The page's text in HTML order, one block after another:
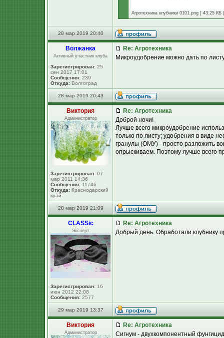
Агротехника клубники 0101.png [ 43.25
28 мар 2019 20:40
Волжанка
Активный участник клуба
Зарегистрирован: 25
сен 2017 17:01
Сообщения: 239
Откуда: Волгоград
Re: Агротехника
Микроудобрение можно дать по
28 мар 2019 20:43
Виктория
Администратор
Зарегистрирован: 07
мар 2011 14:36
Сообщения: 11746
Откуда: Краснодарский
край
Re: Агротехника
Доброй ночи!
Лучше всего микроудобрение
только по листу; удобрения в виде
гранулы (ОМУ) - просто разложить
опрыскиваем. Поэтому лучше всего
28 мар 2019 21:09
CLASSic
Эксперт
Зарегистрирован: 16
июн 2012 22:08
Сообщения: 2577
Re: Агротехника
Добрый день. Обработали клубнику
29 мар 2019 13:37
Виктория
Администратор
Re: Агротехника
Сигнум - двухкомпонентный